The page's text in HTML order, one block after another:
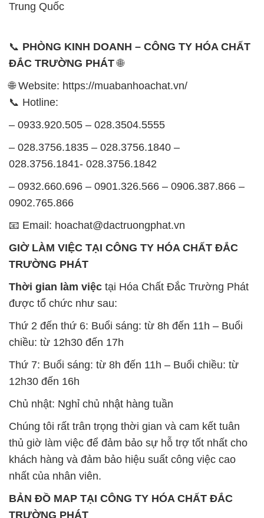
– 0932.660.696 – 0901.326.566 – 0906.387.866 –
0902.765.866
📧 Email: hoachat@dactruongphat.vn
GIỜ LÀM VIỆC TẠI CÔNG TY HÓA CHẤT ĐẮC
TRƯỜNG PHÁT
Thời gian làm việctại Hóa Chất Đắc Trường Phát
được tổ chức như sau:
Thứ 2 đến thứ 6: Buổi sáng: từ 8h đến 11h – Buổi
chiều: từ 12h30 đến 17h
Thứ 7: Buổi sáng: từ 8h đến 11h – Buổi chiều: từ
Chủ nhật: Nghỉ chủ nhật hàng tuần
Chúng tôi rất trân trọng thời gian và cam kết tuân
thủ giờ làm việc để đảm bảo sự hỗ trợ tốt nhất cho
nhất của nhân viên.
TRƯỜNG PHÁT
Đông B, Quận Bình Tân, Sài Gòn TP. Hồ Chí
Minh